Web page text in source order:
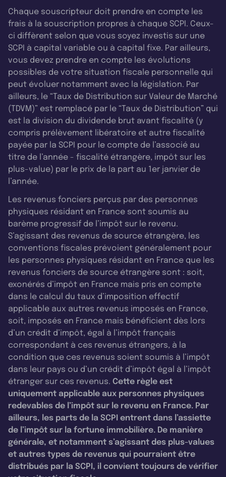
Chaque souscripteur doit prendre en compte les
frais à la souscription propres à chaque SCPI. Ceux-
ci diffèrent selon que vous soyez investis sur une
SCPI à capital variable ou à capital fixe. Par ailleurs,
vous devez prendre en compte les évolutions
possibles de votre situation fiscale personnelle qui
peut évoluer notamment avec la législation. Par
ailleurs, le “Taux de Distribution sur Valeur de Marché
(TDVM)” est remplacé par le “Taux de Distribution” qui
est la division du dividende brut avant fiscalité (y
compris prélèvement libératoire et autre fiscalité
payée par la SCPI pour le compte de l’associé au
titre de l’année - fiscalité étrangère, impôt sur les
plus-value) par le prix de la part au 1er janvier de
l’année.
Les revenus fonciers perçus par des personnes
physiques résidant en France sont soumis au
barème progressif de l’impôt sur le revenu.
S’agissant des revenus de source étrangère, les
conventions fiscales prévoient généralement pour
les personnes physiques résidant en France que les
revenus fonciers de source étrangère sont : soit,
exonérés d’impôt en France mais pris en compte
dans le calcul du taux d’imposition effectif
applicable aux autres revenus imposés en France,
soit, imposés en France mais bénéficient dès lors
d’un crédit d’impôt, égal à l’impôt français
correspondant à ces revenus étrangers, à la
condition que ces revenus soient soumis à l’impôt
dans leur pays ou d’un crédit d’impôt égal à l’impôt
étranger sur ces revenus. Cette règle est
uniquement applicable aux personnes physiques
redevables de l’impôt sur le revenu en France. Par
ailleurs, les parts de la SCPI entrent dans l’assiette
de l’impôt sur la fortune immobilière. De manière
générale, et notamment s’agissant des plus-values
et autres types de revenus qui pourraient être
distribués par la SCPI, il convient toujours de vérifier